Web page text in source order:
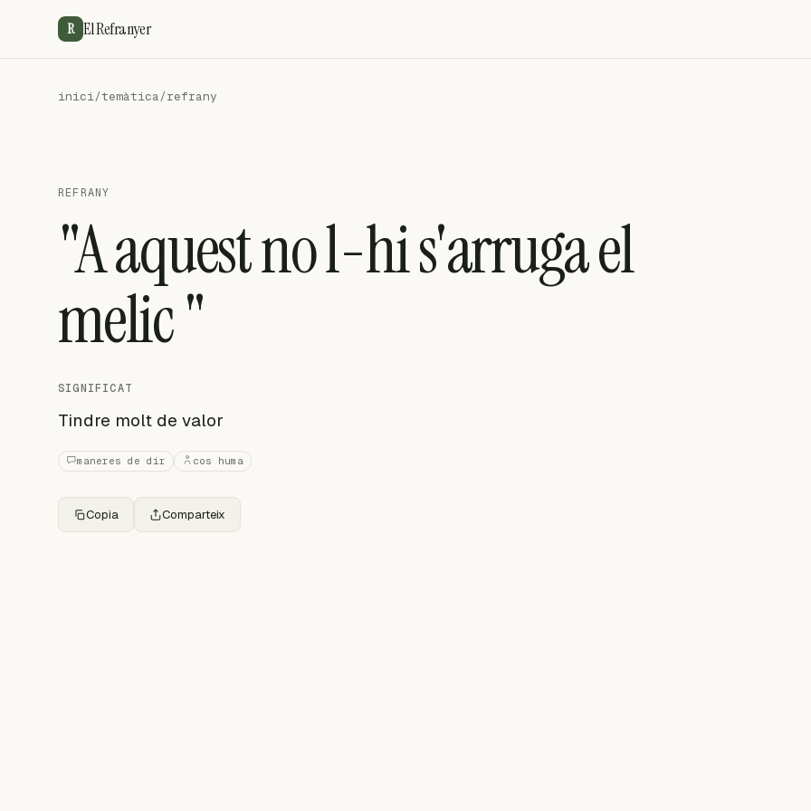
R El Refranyer
inici/temàtica/refrany
REFRANY
"A aquest no l-hi s'arruga el
melic "
SIGNIFICAT
Tindre molt de valor
maneres de dir cos huma
Copia Comparteix